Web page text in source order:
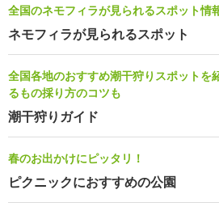
全国のネモフィラが見られるスポット情
ネモフィラが見られるスポット
全国各地のおすすめ潮干狩りスポットを
るもの採り方のコツも
潮干狩りガイド
春のお出かけにピッタリ！
ピクニックにおすすめの公園